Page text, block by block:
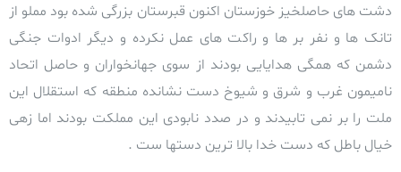
دشت های حاصلخیز خوزستان اکنون قبرستان بزرگی شده بود مملو از
تانک ها و نفر بر ها و راکت های عمل نکرده و دیگر ادوات جنگی
دشمن که همگی هدایایی بودند از سوی جهانخواران و حاصل اتحاد
نامیمون غرب و شرق و شیوخ دست نشانده منطقه که استقلال این
ملت را بر نمی تابیدند و در صدد نابودی این مملکت بودند اما زهی
خیال باطل که دست خدا بالا ترین دستها ست .